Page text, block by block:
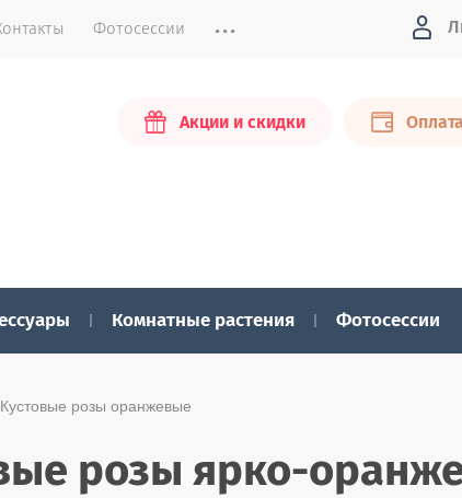
Фотосессии ...
Акции и скидки
Комнатные растения Фотосессии
розы оранжевые
розы ярко-